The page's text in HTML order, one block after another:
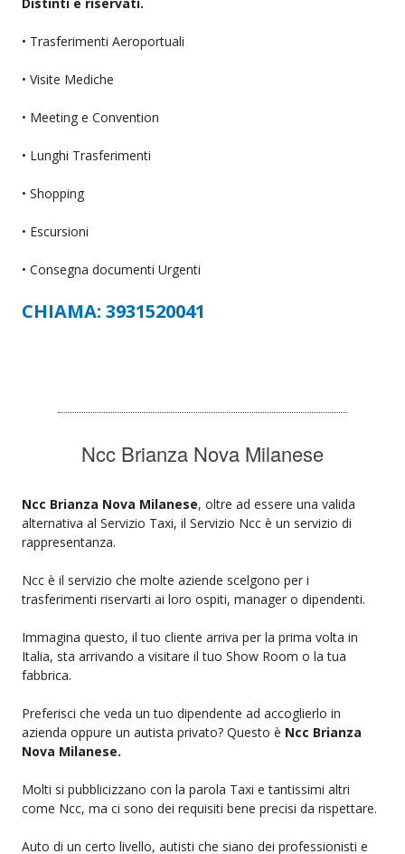
• Trasferimenti Aeroportuali
• Visite Mediche
• Meeting e Convention
• Lunghi Trasferimenti
• Shopping
• Escursioni
• Consegna documenti Urgenti
CHIAMA: 3931520041
Ncc Brianza Nova Milanese
Ncc Brianza Nova Milanese, oltre ad essere una valida
alternativa al Servizio Taxi, il Servizio Ncc è un servizio di
rappresentanza.
Ncc è il servizio che molte aziende scelgono per i
trasferimenti riservarti ai loro ospiti, manager o dipendenti.
Immagina questo, il tuo cliente arriva per la prima volta in
Italia, sta arrivando a visitare il tuo Show Room o la tua
fabbrica.
Preferisci che veda un tuo dipendente ad accoglierlo in
azienda oppure un autista privato? Questo è Ncc Brianza
Nova Milanese.
Molti si pubblicizzano con la parola Taxi e tantissimi altri
come Ncc, ma ci sono dei requisiti bene precisi da rispettare.
Auto di un certo livello, autisti che siano dei professionisti e